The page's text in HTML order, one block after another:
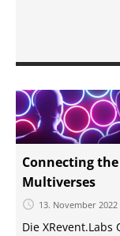
Connecting
Multiverses
13. November 2022
Die